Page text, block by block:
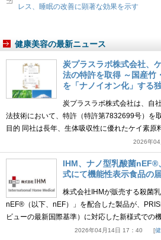
レス、睡眠の改善に顕著な効果を示す
健康美容の最新ニュース
炭プラスラボ株式会社、
法の特許を取得 ～国産竹
を「ナノイオン化」する
炭プラスラボ株式会社は、自
法技術において、特許（特許第7832699号）を
目的 同社は長年、生体吸収性に優れたケイ素
2026年
IHM、ナノ型乳酸菌
式にて機能性表示食品の
株式会社IHMが販売する殺菌
nEF®（以下、nEF）」を配合した製品が、
ビューの最新国際基準）に対応した新様式で
2026年04月14日 17：40